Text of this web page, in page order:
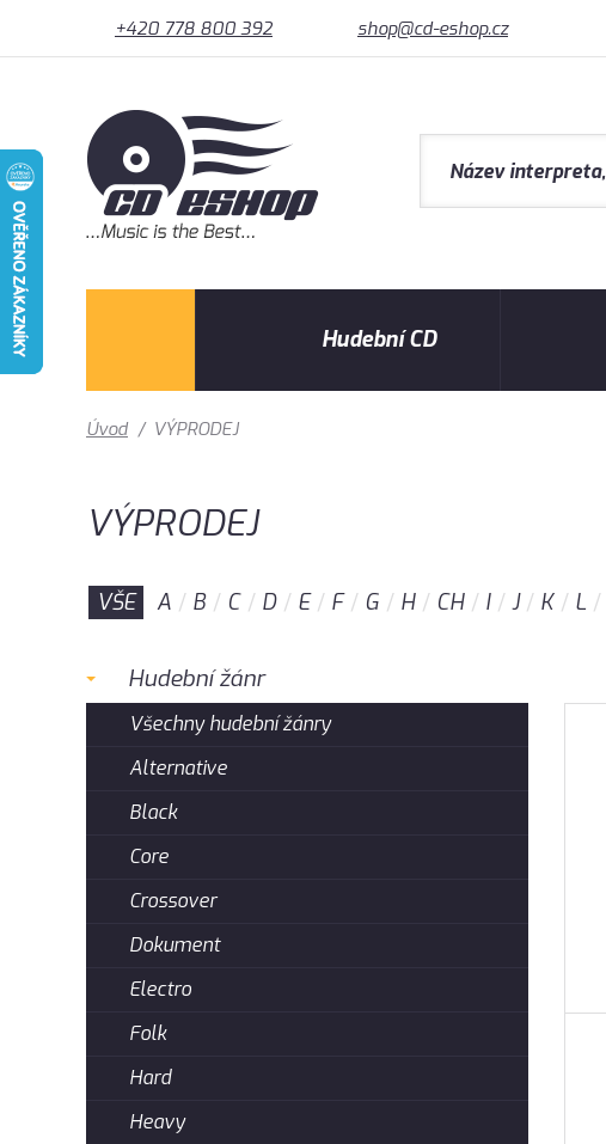
+420 778 800 392 shop@cd-eshop.cz
Hudební CD
Úvod / VÝPRODEJ
VÝPRODEJ
VŠE A B C D E F G H CH I J K L
Hudební žánr
Všechny hudební žánry
Alternative
Black
Core
Crossover
Dokument
Electro
Folk
Hard
Heavy